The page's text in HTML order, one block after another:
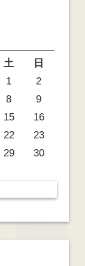
土
日
1
2
8
9
15
16
22
23
29
30